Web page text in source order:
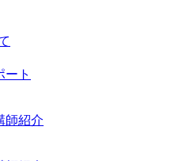
ート
師紹介